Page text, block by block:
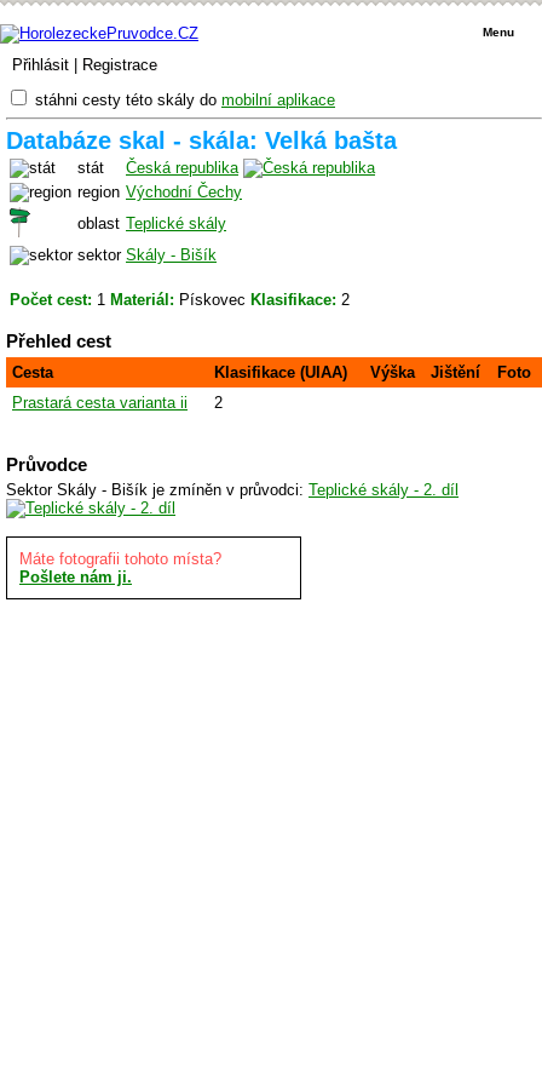
Přihlásit Registrace
Menu
stáhni cesty této skály do mobilní aplikace
Databáze skal - skála: Velká bašta
stát
Česká republika
region Východní Čechy
oblast Teplické skály
sektor Skály - Bišík
Počet cest: 1 Materiál: Pískovec Klasifikace: 2
Přehled cest
Cesta Klasifikace (UIAA) Výška Jištění
Foto
Prastará cesta varianta ii
2
Průvodce
Sektor Skály - Bišík je zmíněn v průvodci: Teplické skály - 2. díl
Máte fotografii tohoto místa?
Pošlete nám ji.